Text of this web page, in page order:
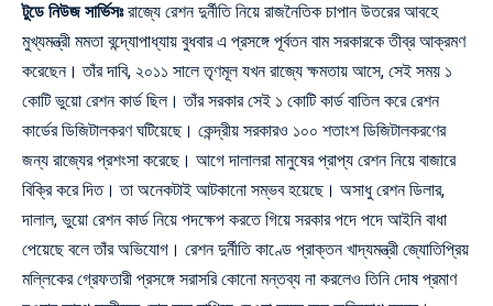
টুডে নিউজ সার্ভিসঃরাজ্যে রেশন দুর্নীতি নিয়ে রাজনৈতিক চাপান উতরের আবহে
মুখ্যমন্ত্রী মমতা বন্দ্যোপাধ্যায় বুধবার এ প্রসঙ্গে পূর্বতন বাম সরকারকে তীব্র আক্রমণ
করেছেন। তাঁর দাবি, ২০১১ সালে তৃণমূল যখন রাজ্যে ক্ষমতায় আসে, সেই সময় ১
কোটি ভুয়ো রেশন কার্ড ছিল। তাঁর সরকার সেই ১ কোটি কার্ড বাতিল করে রেশন
কার্ডের ডিজিটালকরণ ঘটিয়েছে। কেন্দ্রীয় সরকারও ১০০ শতাংশ ডিজিটালকরণের
জন্য রাজ্যের প্রশংসা করেছে। আগে দালালরা মানুষের প্রাপ্য রেশন নিয়ে বাজারে
বিক্রি করে দিত। তা অনেকটাই আটকানো সম্ভব হয়েছে। অসাধু রেশন ডিলার,
দালাল, ভুয়ো রেশন কার্ড নিয়ে পদক্ষেপ করতে গিয়ে সরকার পদে পদে আইনি বাধা
পেয়েছে বলে তাঁর অভিযোগ। রেশন দুর্নীতি কাণ্ডে প্রাক্তন খাদ্যমন্ত্রী জ্যোতিপ্রিয়
মল্লিকের গ্রেফতারী প্রসঙ্গে সরাসরি কোনো মন্তব্য না করলেও তিনি দোষ প্রমাণ